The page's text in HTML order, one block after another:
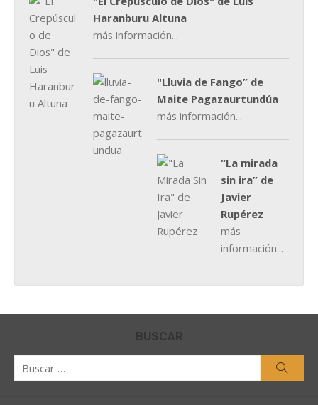
Haranburu Altuna
más información...
"Lluvia de Fango” de
Maite Pagazaurtundúa
más información...
“La mirada
sin ira” de
Javier
Rupérez
más
información...
BUSCAR